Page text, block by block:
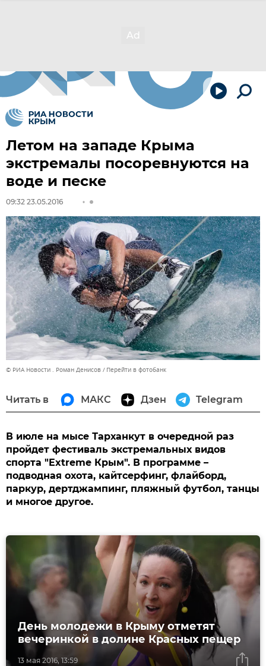
Летом на западе Крыма
экстремалы посоревнуются на
воде и песке
09:32 23.05.2016
© РИА Новости . Роман Денисов Перейти в фотобанк
Читать в МАКС Дзен Telegram
В июле на мысе Тарханкут в очередной раз
пройдет фестиваль экстремальных видов
спорта "Extreme Крым". В программе –
подводная охота, кайтсерфинг, флайборд,
паркур, дертджампинг, пляжный футбол, танцы
и многое другое.
13 мая 2016, 13:59
День молодежи в Крыму отметят
вечеринкой в долине Красных пещер